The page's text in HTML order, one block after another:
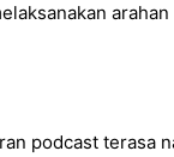
podcast terasa